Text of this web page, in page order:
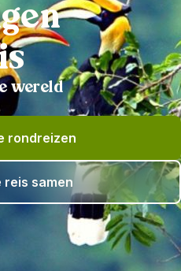
wereld
rondreizen
reis samen